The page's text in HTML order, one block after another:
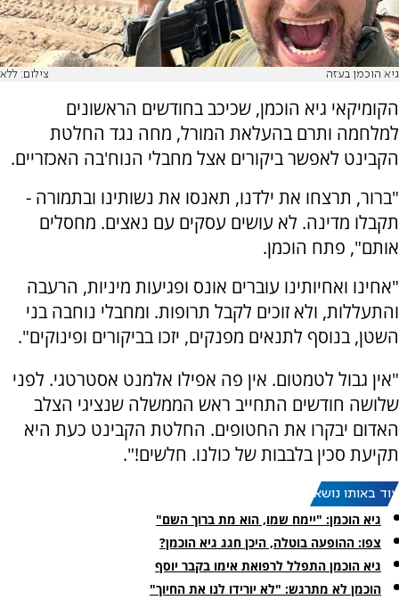
גיא הוכמן בעזה צילום: ללא
הקומיקאי גיא הוכמן, שכיכב בחודשים הראשונים
למלחמה ותרם בהעלאת המורל, מחה נגד החלטת
הקבינט לאפשר ביקורים אצל מחבלי הנוח'בה האכזריים.
"ברור, תרצחו את ילדנו, תאנסו את נשותינו ובתמורה -
תקבלו מדינה. לא עושים עסקים עם נאצים. מחסלים
אותם", פתח הוכמן.
"אחינו ואחיותינו עוברים אונס ופגיעות מיניות, הרעבה
והתעללות, ולא זוכים לקבל תרופות. ומחבלי נוחבה בני
השטן, בנוסף לתנאים מפנקים, יזכו בביקורים ופינוקים".
"אין גבול לטמטום. אין פה אפילו אלמנט אסטרטגי. לפני
שלושה חודשים התחייב ראש הממשלה שנציגי הצלב
האדום יבקרו את החטופים. החלטת הקבינט כעת היא
תקיעת סכין בלבבות של כולנו. חלשים!".
עוד באותו נושא:
גיא הוכמן: "יימח שמו, הוא מת ברוך השם"
צפו: ההופעה בוטלה, היכן חגג גיא הוכמן?
גיא הוכמן התפלל לרפואת אימו בקבר יוסף
הוכמן לא מתרגש: "לא יורידו לנו את החיוך"